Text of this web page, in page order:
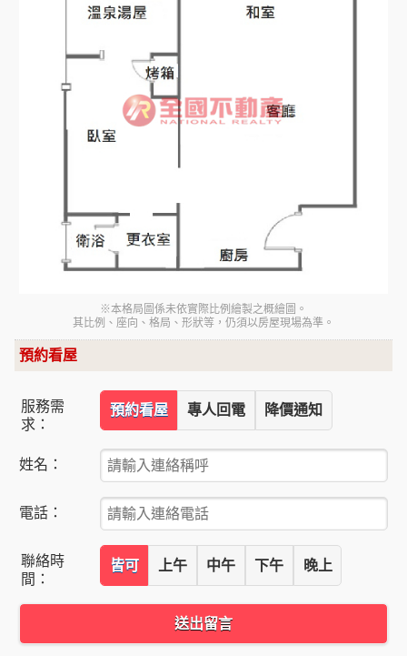
※本格局圖係未依實際比例繪製之概繪圖。
其比例、座向、格局、形狀等，仍須以房屋現場為準。
預約看屋
服務需
求：
預約看屋 專人回電 降價通知
姓名：
電話：
聯絡時
間：
皆可 上午 中午 下午 晚上
送出留言